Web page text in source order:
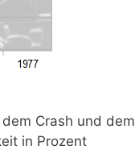
Crash und dem
in Prozent